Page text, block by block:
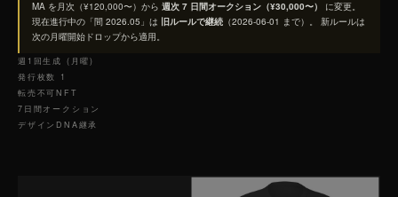
MA を月次（¥120,000〜）から 週次 7 日間オークション（¥30,000〜）
に変更。
現在進行中の「間 2026.05」は 旧ルールで継続 （2026-06-01 まで）。 新ルールは
次の月曜開始ドロップから適用。
週1回生成 (月曜)
発行枚数 1
転売不可NFT
7日間オークション
デザインDNA継承